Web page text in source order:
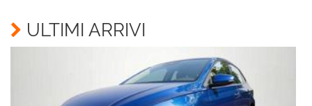
Invia la tua richiesta
ULTIMI ARRIVI